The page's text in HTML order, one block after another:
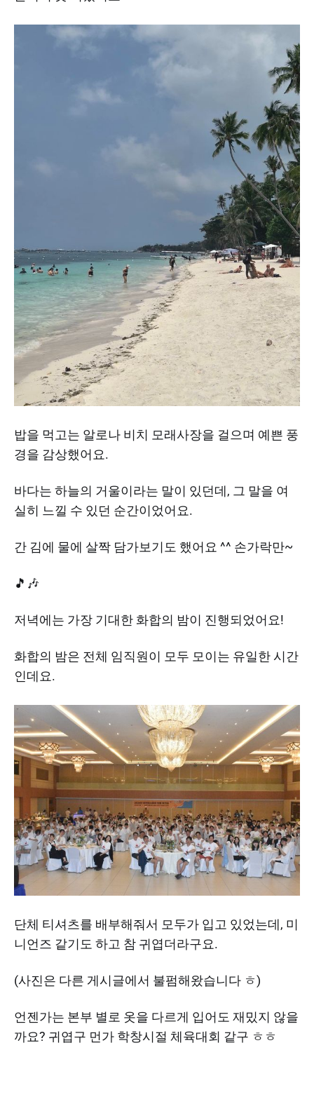
밥을 먹고는 알로나 비치 모래사장을 걸으며 예쁜 풍
경을 감상했어요.
바다는 하늘의 거울이라는 말이 있던데, 그 말을 여
실히 느낄 수 있던 순간이었어요.
간 김에 물에 살짝 담가보기도 했어요 ^^ 손가락만~
🎵🎶
저녁에는 가장 기대한 화합의 밤이 진행되었어요!
화합의 밤은 전체 임직원이 모두 모이는 유일한 시간
인데요.
단체 티셔츠를 배부해줘서 모두가 입고 있었는데, 미
니언즈 같기도 하고 참 귀엽더라구요.
(사진은 다른 게시글에서 불펌해왔습니다 ㅎ)
언젠가는 본부 별로 옷을 다르게 입어도 재밌지 않을
까요? 귀엽구 먼가 학창시절 체육대회 같구 ㅎㅎ